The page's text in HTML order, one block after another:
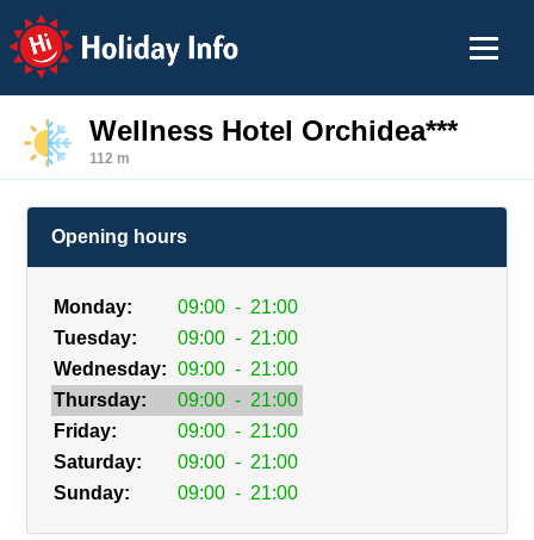
Holiday Info
Wellness Hotel Orchidea***
112 m
Opening hours
Monday: 09:00 - 21:00
Tuesday:
09:00 - 21:00
Wednesday: 09:00 - 21:00
Thursday:
09:00 - 21:00
Friday:
09:00 - 21:00
Saturday:
09:00 - 21:00
Sunday:
09:00 - 21:00